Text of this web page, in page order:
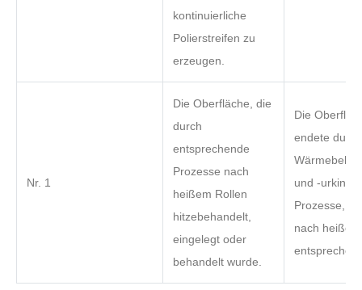
kontinuierliche
Polierstreifen zu
erzeugen.
Nr. 1
Die Oberfläche, die
durch
entsprechende
Prozesse nach
heißem Rollen
hitzebehandelt,
eingelegt oder
behandelt wurde.
Die
endete durch
und -urking
Prozesse,
nach
entsprechen.